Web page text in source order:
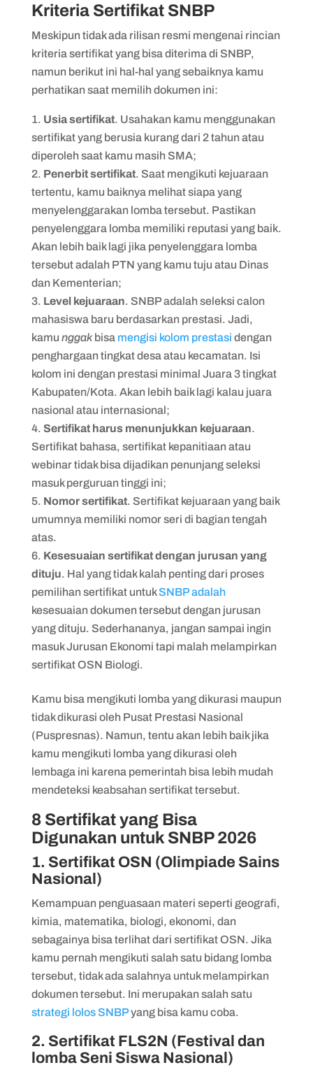
Kriteria Sertifikat SNBP
Meskipun tidak ada rilisan resmi mengenai rincian
kriteria sertifikat yang bisa diterima di SNBP,
namun berikut ini hal-hal yang sebaiknya kamu
perhatikan saat memilih dokumen ini:
Usia sertifikat. Usahakan kamu menggunakan
sertifikat yang berusia kurang dari 2 tahun atau
diperoleh saat kamu masih SMA;
Penerbit sertifikat. Saat mengikuti kejuaraan
tertentu, kamu baiknya melihat siapa yang
menyelenggarakan lomba tersebut. Pastikan
penyelenggara lomba memiliki reputasi yang baik.
Akan lebih baik lagi jika penyelenggara lomba
tersebut adalah PTN yang kamu tuju atau Dinas
dan Kementerian;
Level kejuaraan. SNBP adalah seleksi calon
mahasiswa baru berdasarkan prestasi. Jadi,
kamu nggakbisa mengisi kolom prestasi dengan
penghargaan tingkat desa atau kecamatan. Isi
kolom ini dengan prestasi minimal Juara 3 tingkat
Kabupaten/Kota. Akan lebih baik lagi kalau juara
nasional atau internasional;
Sertifikat harus menunjukkan kejuaraan.
Sertifikat bahasa, sertifikat kepanitiaan atau
webinar tidak bisa dijadikan penunjang seleksi
masuk perguruan tinggi ini;
Nomor sertifikat. Sertifikat kejuaraan yang baik
umumnya memiliki nomor seri di bagian tengah
atas.
Kesesuaian sertifikat dengan jurusan yang
dituju. Hal yang tidak kalah penting dari proses
pemilihan sertifikat untukSNBP adalah
kesesuaian dokumen tersebut dengan jurusan
yang dituju. Sederhananya, jangan sampai ingin
masuk Jurusan Ekonomi tapi malah melampirkan
sertifikat OSN Biologi.
Kamu bisa mengikuti lomba yang dikurasi maupun
tidak dikurasi oleh Pusat Prestasi Nasional
(Puspresnas). Namun, tentu akan lebih baik jika
kamu mengikuti lomba yang dikurasi oleh
lembaga ini karena pemerintah bisa lebih mudah
mendeteksi keabsahan sertifikat tersebut.
8 Sertifikat yang Bisa
Digunakan untuk SNBP 2026
1. Sertifikat OSN (Olimpiade Sains
Nasional)
Kemampuan penguasaan materi seperti geografi,
kimia, matematika, biologi, ekonomi, dan
sebagainya bisa terlihat dari sertifikat OSN. Jika
kamu pernah mengikuti salah satu bidang lomba
tersebut, tidak ada salahnya untuk melampirkan
dokumen tersebut. Ini merupakan salah satu
strategi lolos SNBPyang bisa kamu coba.
2. Sertifikat FLS2N (Festival dan
lomba Seni Siswa Nasional)